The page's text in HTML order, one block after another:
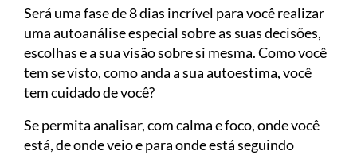
Será uma fase de 8 dias incrível para você realizar
uma autoanálise especial sobre as suas decisões,
escolhas e a sua visão sobre si mesma. Como você
tem se visto, como anda a sua autoestima, você
tem cuidado de você?
Se permita analisar, com calma e foco, onde você
está, de onde veio e para onde está seguindo